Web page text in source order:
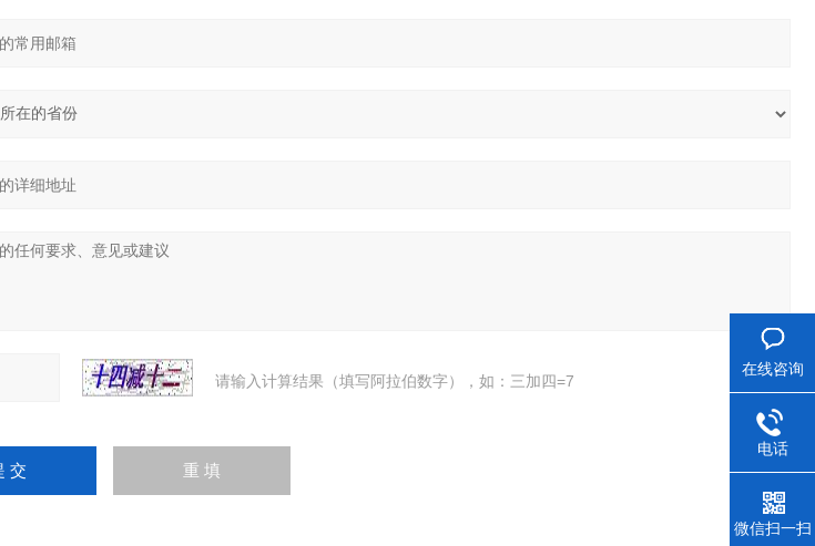
请输入计算结果（填写阿拉伯数字），如：三加四=7
在线咨询
电话
微信扫一扫